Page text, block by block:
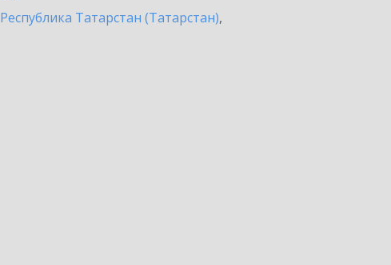
Республика Татарстан (Татарстан),